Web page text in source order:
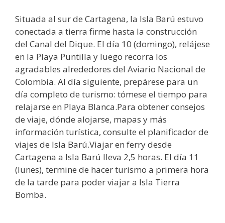
Situada al sur de Cartagena, la Isla Barú estuvo
conectada a tierra firme hasta la construcción
del Canal del Dique. El día 10 (domingo), relájese
en la Playa Puntilla y luego recorra los
agradables alrededores del Aviario Nacional de
Colombia. Al día siguiente, prepárese para un
día completo de turismo: tómese el tiempo para
relajarse en Playa Blanca.Para obtener consejos
de viaje, dónde alojarse, mapas y más
información turística, consulte el planificador de
viajes de Isla Barú.Viajar en ferry desde
Cartagena a Isla Barú lleva 2,5 horas. El día 11
(lunes), termine de hacer turismo a primera hora
de la tarde para poder viajar a Isla Tierra
Bomba.